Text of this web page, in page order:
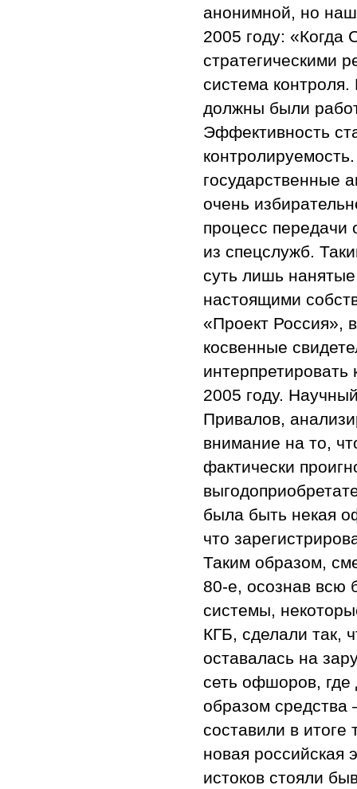
анонимной, но
2005 году:
стратегическими
система контроля.
должны были
Эффективность
государственные
очень
процесс передачи
из спецслужб.
суть лишь
настоящими
«Проект Россия»,
косвенные
2005 году.
Привалов,
внимание на то,
фактически
была быть некая
что
Таким образом,
80-е, осознав всю
системы,
КГБ, сделали так,
оставалась на
сеть офшоров, где
образом
составили в итоге
новая российская
истоков стояли